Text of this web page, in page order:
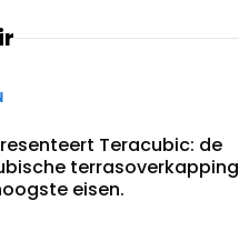
Teracubic: de
terrasoverkapping
eisen.